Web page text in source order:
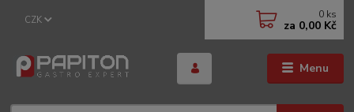
Menu
CZK 0 ks
za 0,00 Kč